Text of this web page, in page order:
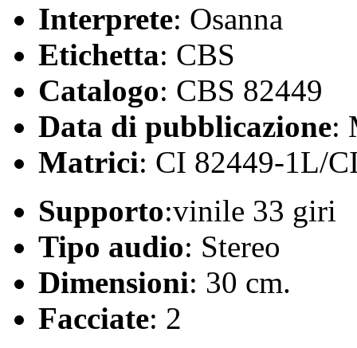
Interprete: Osanna
Etichetta: CBS
Catalogo: CBS 82449
Data di pubblicazione:
Matrici: CI 82449-1L/
Supporto:vinile 33 giri
Tipo audio: Stereo
Dimensioni: 30 cm.
Facciate: 2